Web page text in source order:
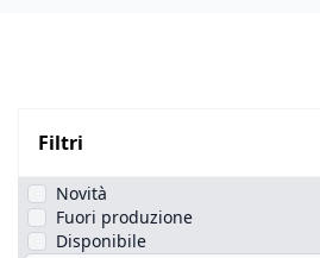
Filtri
Novità
Fuori produzione
Disponibile